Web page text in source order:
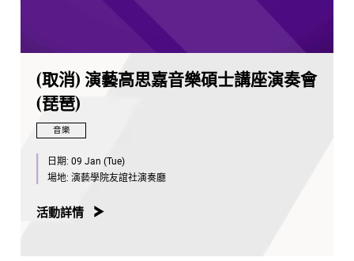
(取消) 演藝高思嘉音樂碩士講座演奏會
(琵琶)
音樂
日期: 09 Jan (Tue)
場地: 演藝學院友誼社演奏廳
活動詳情